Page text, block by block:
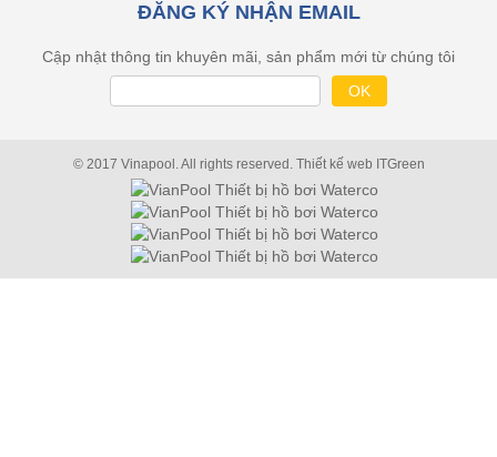
ĐĂNG KÝ NHẬN EMAIL
Cập nhật thông tin khuyên mãi, sản phẩm mới từ chúng tôi
© 2017 Vinapool. All rights reserved. Thiết kế web ITGreen